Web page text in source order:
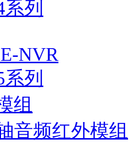
系列
NVR
系列
组
音频红外模组